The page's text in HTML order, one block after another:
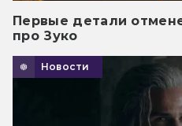
Первые детали
про Зуко
Новости